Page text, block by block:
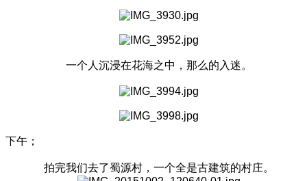
一个人沉浸在花海之中，那么的入迷。
下午；
拍完我们去了蜀源村，一个全是古建筑的村庄。